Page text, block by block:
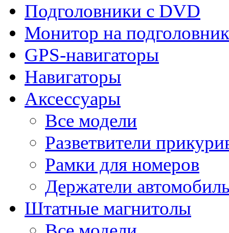
Подголовники с DVD
Монитор на подголовник
GPS-навигаторы
Навигаторы
Аксессуары
Все модели
Разветвители
Рамки для номеров
Держатели
Штатные магнитолы